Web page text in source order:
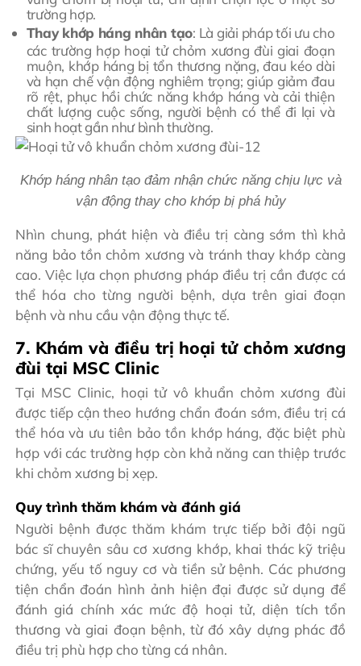
trường hợp.
Thay khớp háng nhân tạo: Là giải pháp tối ưu cho
các trường hợp hoại tử chỏm xương đùi giai đoạn
muộn, khớp háng bị tổn thương nặng, đau kéo dài
và hạn chế vận động nghiêm trọng; giúp giảm đau
rõ rệt, phục hồi chức năng khớp háng và cải thiện
chất lượng cuộc sống, người bệnh có thể đi lại và
sinh hoạt gần như bình thường.
Khớp háng nhân tạo đảm nhận chức năng chịu lực và
vận động thay cho khớp bị phá hủy
Nhìn chung, phát hiện và điều trị càng sớm thì khả
năng bảo tồn chỏm xương và tránh thay khớp càng
cao. Việc lựa chọn phương pháp điều trị cần được cá
thể hóa cho từng người bệnh, dựa trên giai đoạn
bệnh và nhu cầu vận động thực tế.
7. Khám và điều trị hoại tử chỏm xương
đùi tại MSC Clinic
Tại MSC Clinic, hoại tử vô khuẩn chỏm xương đùi
được tiếp cận theo hướng chẩn đoán sớm, điều trị cá
thể hóa và ưu tiên bảo tồn khớp háng, đặc biệt phù
hợp với các trường hợp còn khả năng can thiệp trước
khi chỏm xương bị xẹp.
Quy trình thăm khám và đánh giá
Người bệnh được thăm khám trực tiếp bởi đội ngũ
bác sĩ chuyên sâu cơ xương khớp, khai thác kỹ triệu
chứng, yếu tố nguy cơ và tiền sử bệnh. Các phương
tiện chẩn đoán hình ảnh hiện đại được sử dụng để
đánh giá chính xác mức độ hoại tử, diện tích tổn
thương và giai đoạn bệnh, từ đó xây dựng phác đồ
điều trị phù hợp cho từng cá nhân.